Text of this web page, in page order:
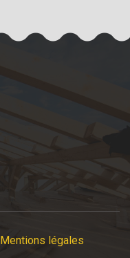
Mentions légales